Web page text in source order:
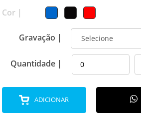
Cor |
Gravação |
Quantidade |
ADICIONAR